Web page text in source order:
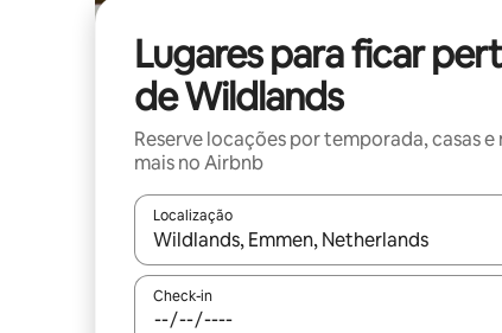
Lugares para ficar
de Wildlands
Reserve locações por temporada, casas
mais no Airbnb
Localização
Quando os resultados estiverem
Check-in